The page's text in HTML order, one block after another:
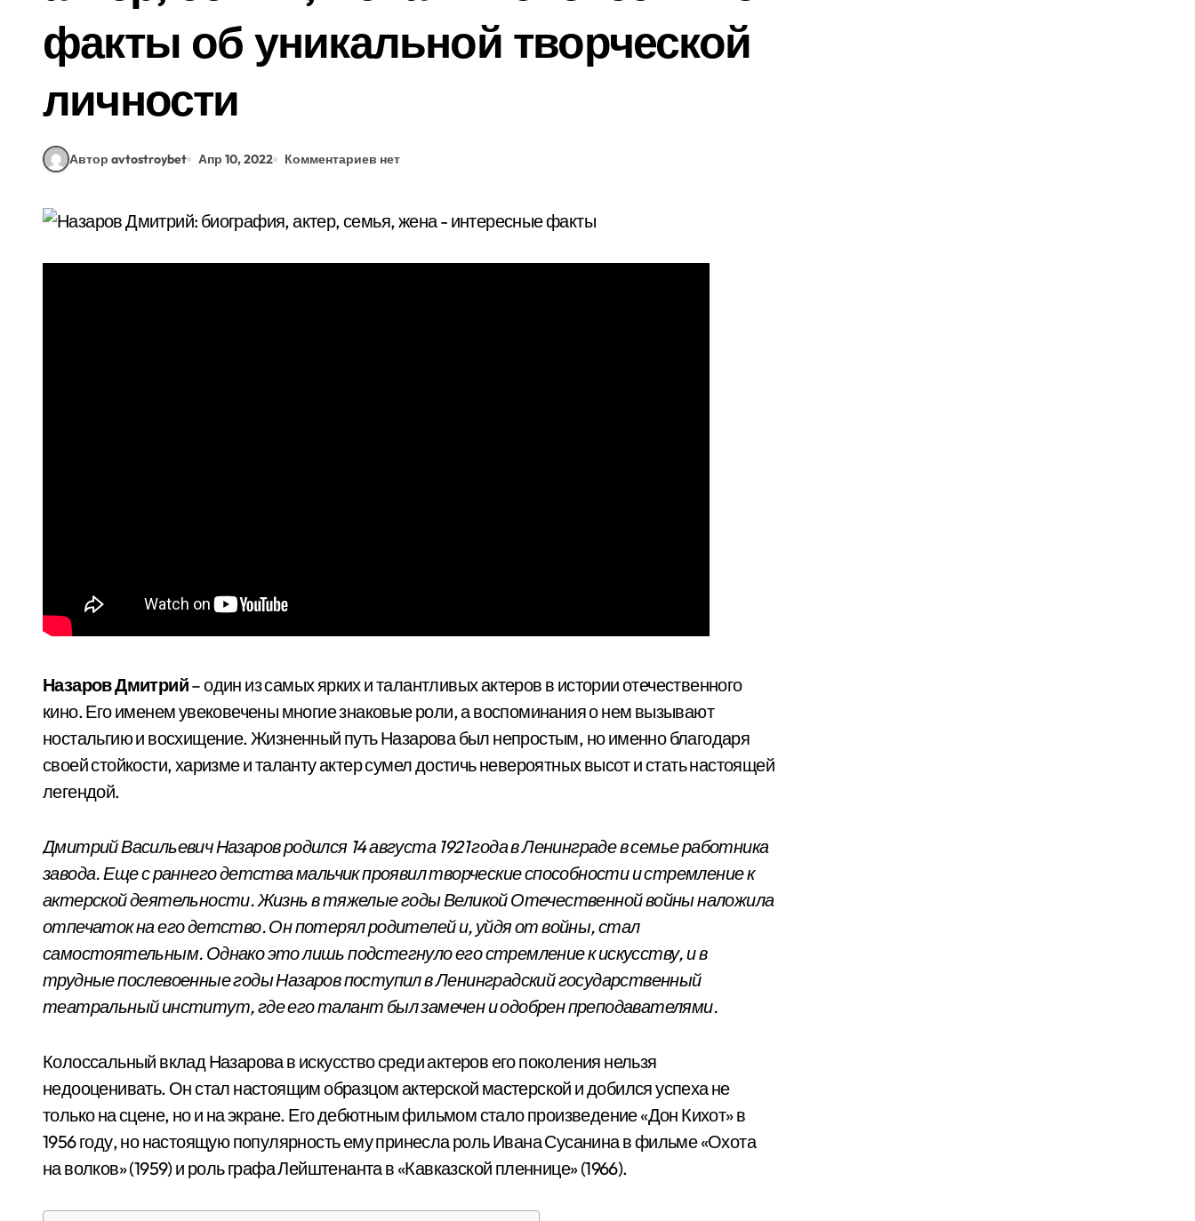
факты об уникальной творческой
личности
Автор avtostroybet Апр 10, 2022 Комментариев нет
Назаров Дмитрий– один из самых ярких и талантливых актеров в истории отечественного
кино. Его именем увековечены многие знаковые роли, а воспоминания о нем вызывают
ностальгию и восхищение. Жизненный путь Назарова был непростым, но именно благодаря
своей стойкости, харизме и таланту актер сумел достичь невероятных высот и стать настоящей
легендой.
Дмитрий Васильевич Назаров родился 14 августа 1921 года в Ленинграде в семье работника
завода. Еще с раннего детства мальчик проявил творческие способности и стремление к
актерской деятельности. Жизнь в тяжелые годы Великой Отечественной войны наложила
отпечаток на его детство. Он потерял родителей и, уйдя от войны, стал
самостоятельным. Однако это лишь подстегнуло его стремление к искусству, и в
трудные послевоенные годы Назаров поступил в Ленинградский государственный
театральный институт, где его талант был замечен и одобрен преподавателями.
Колоссальный вклад Назарова в искусство среди актеров его поколения нельзя
недооценивать. Он стал настоящим образцом актерской мастерской и добился успеха не
только на сцене, но и на экране. Его дебютным фильмом стало произведение «Дон Кихот» в
1956 году, но настоящую популярность ему принесла роль Ивана Сусанина в фильме «Охота
на волков» (1959) и роль графа Лейштенанта в «Кавказской пленнице» (1966).